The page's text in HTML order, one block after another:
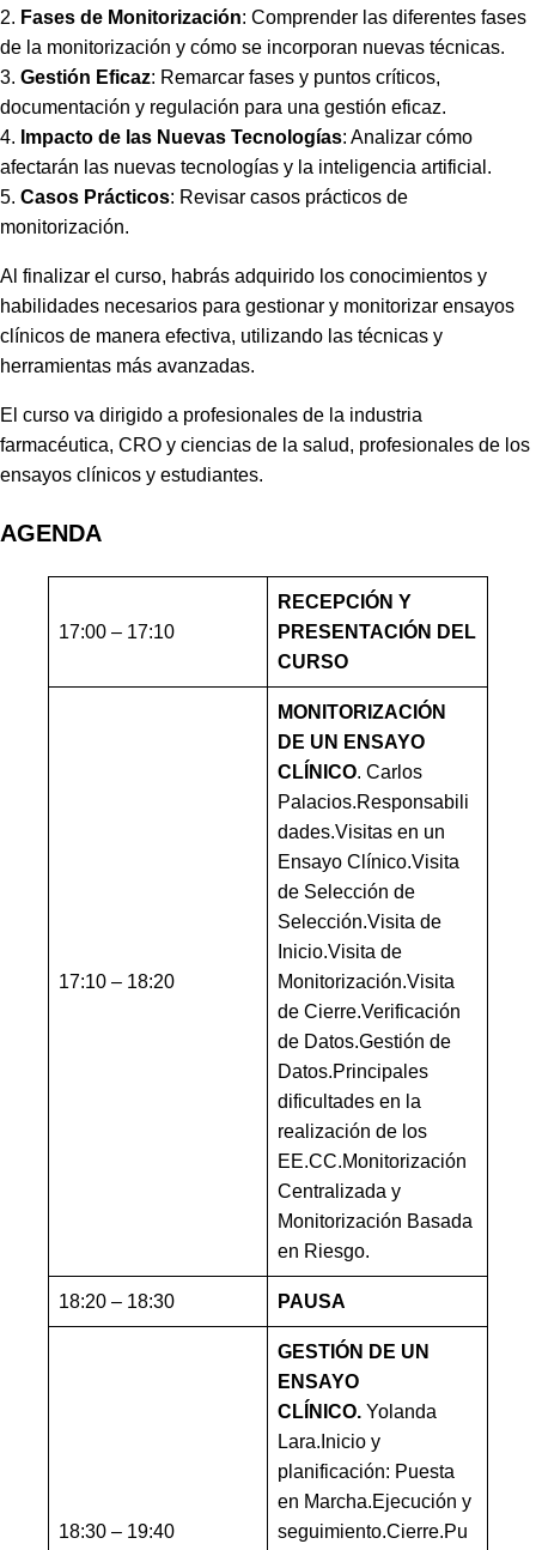
2. Fases de Monitorización: Comprender las diferentes fases
de la monitorización y cómo se incorporan nuevas técnicas.
3. Gestión Eficaz: Remarcar fases y puntos críticos,
documentación y regulación para una gestión eficaz.
4. Impacto de las Nuevas Tecnologías: Analizar cómo
afectarán las nuevas tecnologías y la inteligencia artificial.
5. Casos Prácticos: Revisar casos prácticos de
monitorización.
Al finalizar el curso, habrás adquirido los conocimientos y
habilidades necesarios para gestionar y monitorizar ensayos
clínicos de manera efectiva, utilizando las técnicas y
herramientas más avanzadas.
El curso va dirigido a profesionales de la industria
farmacéutica, CRO y ciencias de la salud, profesionales de los
ensayos clínicos y estudiantes.
AGENDA
17:00 – 17:10
RECEPCIÓN Y
PRESENTACIÓN DEL
CURSO
17:10 – 18:20
MONITORIZACIÓN
DE UN ENSAYO
CLÍNICO. Carlos
Palacios.Responsabili
dades.Visitas en un
Ensayo Clínico.Visita
de Selección de
Selección.Visita de
Inicio.Visita de
Monitorización.Visita
de Cierre.Verificación
de Datos.Gestión de
Datos.Principales
dificultades en la
realización de los
EE.CC.Monitorización
Centralizada y
Monitorización Basada
en Riesgo.
18:20 – 18:30 PAUSA
18:30 – 19:40
GESTIÓN DE UN
ENSAYO
CLÍNICO. Yolanda
Lara.Inicio y
planificación: Puesta
en Marcha.Ejecución y
seguimiento.Cierre.Pu